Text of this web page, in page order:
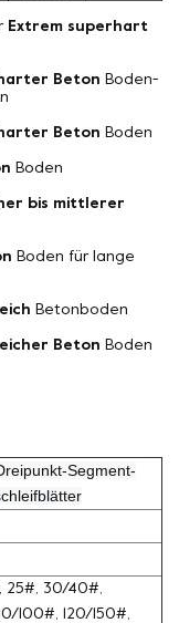
Extrem superhart
Beton Boden-
Beton Boden
Boden
bis mittlerer
Boden für lange
Betonboden
Beton Boden
Segment-
25#, 30/40#,
100#, 120/150#,